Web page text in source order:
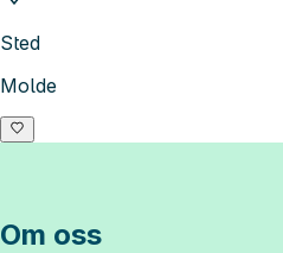
Sted
Molde
Om oss